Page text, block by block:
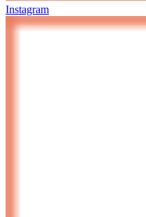
Instagram